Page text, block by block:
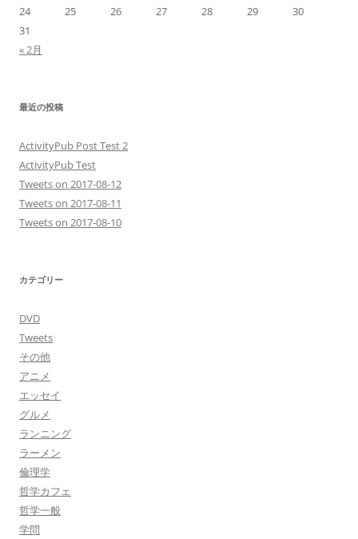
24
25 26 27 28 29
30
31
« 2月
最近の投稿
ActivityPub Post Test 2
ActivityPub Test
Tweets on 2017-08-12
Tweets on 2017-08-11
Tweets on 2017-08-10
カテゴリー
DVD
Tweets
その他
アニメ
エッセイ
グルメ
ランニング
ラーメン
倫理学
哲学カフェ
哲学一般
学問